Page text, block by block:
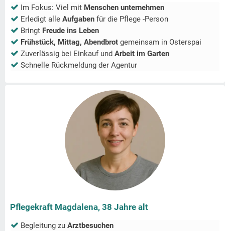
Im Fokus: Viel mit Menschen unternehmen
Erledigt alle Aufgaben für die Pflege -Person
Bringt Freude ins Leben
Frühstück, Mittag, Abendbrot gemeinsam in Osterspai
Zuverlässig bei Einkauf und Arbeit im Garten
Schnelle Rückmeldung der Agentur
Pflegekraft Magdalena, 38 Jahre alt
Begleitung zu Arztbesuchen